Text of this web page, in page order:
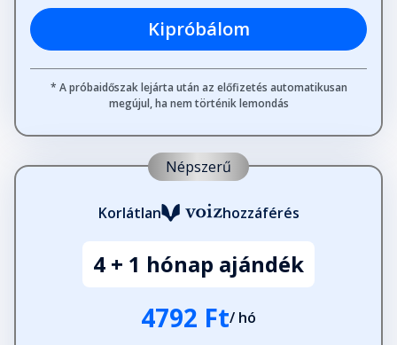
Kipróbálom
* A próbaidőszak lejárta után az előfizetés automatikusan
megújul, ha nem történik lemondás
Népszerű
Korlátlan hozzáférés
4 + 1 hónap ajándék
4792 Ft/ hó